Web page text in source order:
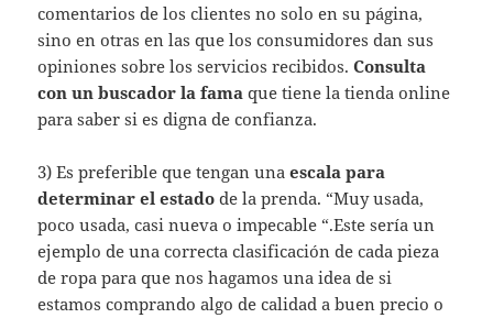
comentarios de los clientes no solo en su página,
sino en otras en las que los consumidores dan sus
opiniones sobre los servicios recibidos.Consulta
con un buscador la fama que tiene la tienda online
para saber si es digna de confianza.
3) Es preferible que tengan una escala para
determinar el estado de la prenda. “Muy usada,
poco usada, casi nueva o impecable “.Este sería un
ejemplo de una correcta clasificación de cada pieza
de ropa para que nos hagamos una idea de si
estamos comprando algo de calidad a buen precio o